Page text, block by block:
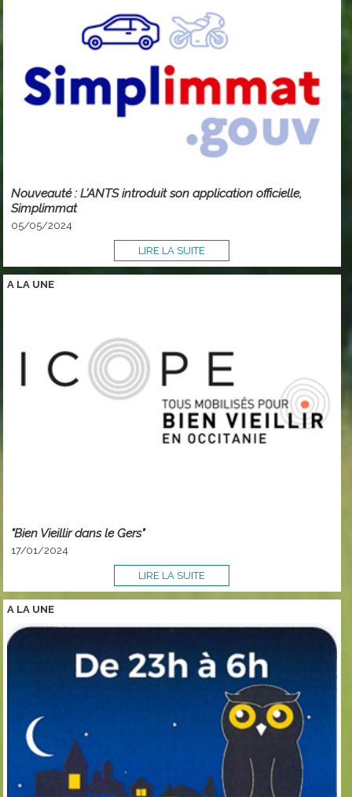
Nouveauté : L’ANTS introduit son application officielle,
Simplimmat
05/05/2024
LIRE LA SUITE
A LA UNE
"Bien Vieillir dans le Gers"
17/01/2024
LIRE LA SUITE
A LA UNE